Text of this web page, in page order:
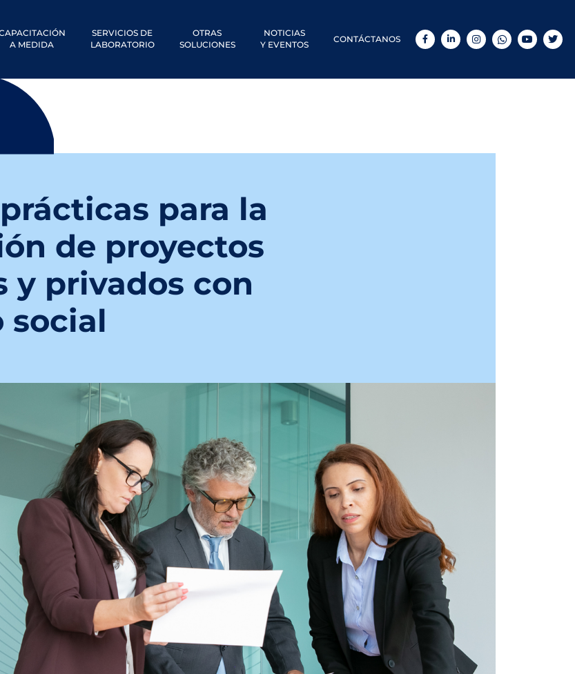
A MEDIDA
SERVICIOS DE
LABORATORIO
OTRAS
SOLUCIONES
NOTICIAS
Y EVENTOS
CONTÁCTANOS FacebookLinkedInInstagramWhatsAppYouTube
para la
de proyectos
y privados con
social